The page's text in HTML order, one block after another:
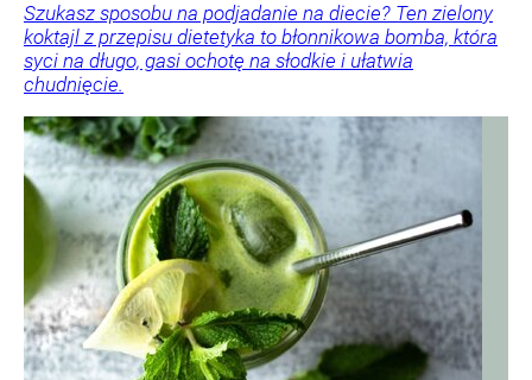
Szukasz sposobu na podjadanie na diecie? Ten zielony
koktajl z przepisu dietetyka to błonnikowa bomba, która
syci na długo, gasi ochotę na słodkie i ułatwia
chudnięcie.